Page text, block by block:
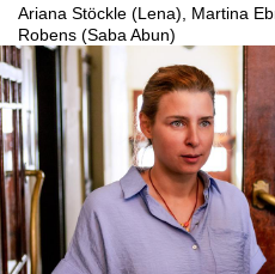
Ariana Stöckle (Lena), Martina
Robens (Saba Abun)